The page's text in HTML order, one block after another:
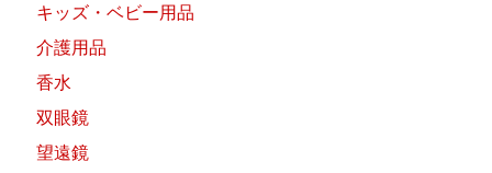
キッズ・ベビー用品
介護用品
香水
双眼鏡
望遠鏡